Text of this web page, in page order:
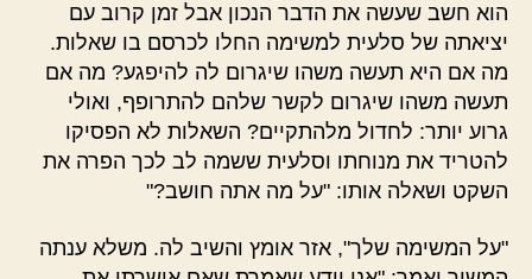
הוא חשב שעשה את הדבר הנכון אבל זמן קרוב עם
יציאתה של סלעית למשימה החלו לכרסם בו שאלות.
מה אם היא תעשה משהו שיגרום לה להיפגע? מה אם
תעשה משהו שיגרום לקשר שלהם להתרופף, ואולי
גרוע יותר: לחדול מלהתקיים? השאלות לא הפסיקו
להטריד את מנוחתו וסלעית ששמה לב לכך הפרה את
השקט ושאלה אותו: "על מה אתה חושב?"
"על המשימה שלך", אזר אומץ והשיב לה. משלא ענתה